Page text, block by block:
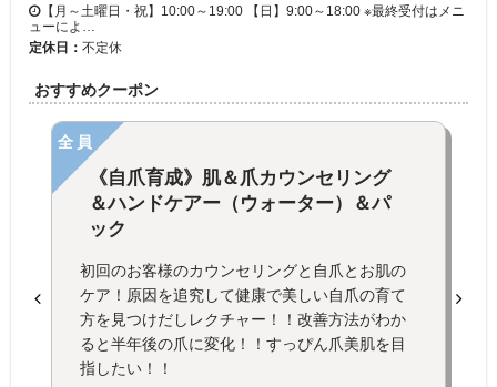
【月～土曜日・祝】10:00～19:00 【日】9:00～18:00 ※最終受付はメニ
ューによ…
定休日： 不定休
おすすめクーポン
全員
《自爪育成》肌＆爪カウンセリング
＆ハンドケアー（ウォーター）＆パ
ック
初回のお客様のカウンセリングと自爪とお肌の
ケア！原因を追究して健康で美しい自爪の育て
方を見つけだしレクチャー！！改善方法がわか
ると半年後の爪に変化！！すっぴん爪美肌を目
指したい！！